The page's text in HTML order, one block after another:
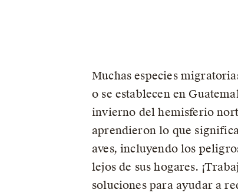
Muchas especies
o se establecen en
invierno del hemisferio
aprendieron lo que
aves, incluyendo los
lejos de sus hogares.
soluciones para ayudar a